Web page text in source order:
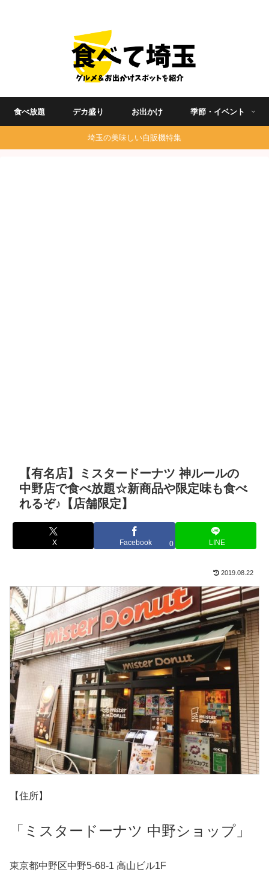
食べ放題 デカ盛り お出かけ 季節・イベント
埼玉の美味しい自販機特集
【有名店】ミスタードーナツ 神ルールの
中野店で食べ放題☆新商品や限定味も食べ
れるぞ♪【店舗限定】
X Facebook 0 LINE
2019.08.22
【住所】
「ミスタードーナツ 中野ショップ」
東京都中野区中野5-68-1 高山ビル1F